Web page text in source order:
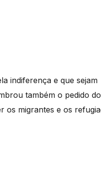
indiferença e que sejam
também o pedido do
os migrantes e os